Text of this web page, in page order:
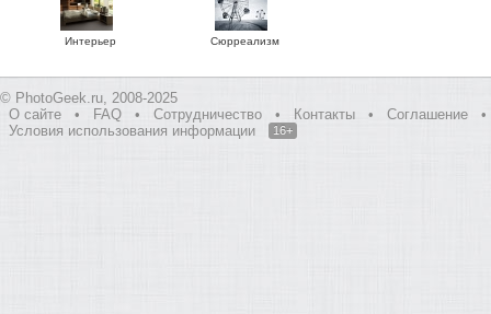
Интерьер Сюрреализм
© PhotoGeek.ru, 2008-2025
О сайте
• FAQ • Сотрудничество • Контакты • Соглашение
•
Условия использования информации
16+